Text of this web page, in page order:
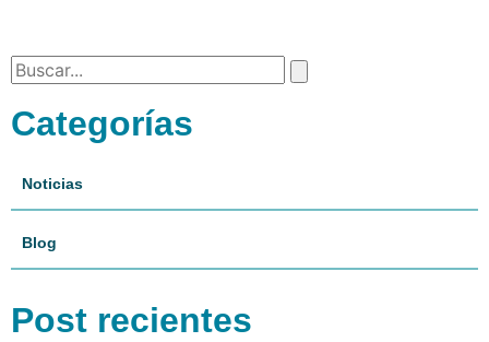
Categorías
Noticias
Blog
Post recientes